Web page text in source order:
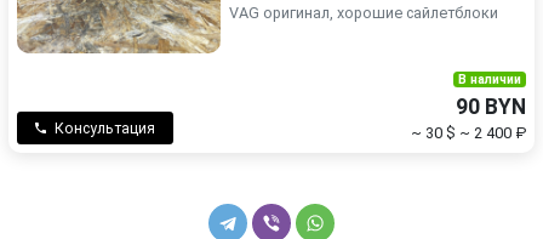
VAG оригинал, хорошие сайлетблоки
Консультация
В наличии
90 BYN
~ 30 $ ~ 2 400 ₽